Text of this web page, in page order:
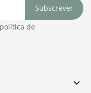

Subscrever
de